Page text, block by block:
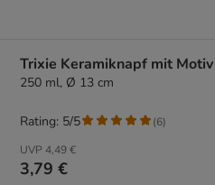
Trixie Keramiknapf mit Motiv
250 ml, Ø 13 cm
UVP 4,49 €
3,79 €
Rating: 5/5 (6)